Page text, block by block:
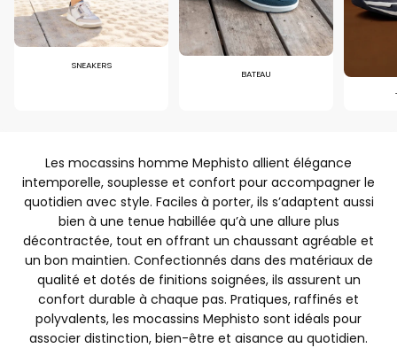
SNEAKERS
BATEAU
Les mocassins homme Mephisto allient élégance
intemporelle, souplesse et confort pour accompagner le
quotidien avec style. Faciles à porter, ils s’adaptent aussi
bien à une tenue habillée qu’à une allure plus
décontractée, tout en offrant un chaussant agréable et
un bon maintien. Confectionnés dans des matériaux de
qualité et dotés de finitions soignées, ils assurent un
confort durable à chaque pas. Pratiques, raffinés et
polyvalents, les mocassins Mephisto sont idéals pour
associer distinction, bien-être et aisance au quotidien.